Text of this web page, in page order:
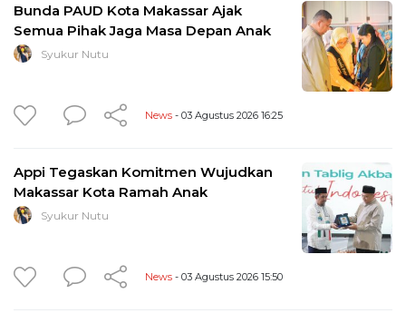
Bunda PAUD Kota Makassar Ajak
Semua Pihak Jaga Masa Depan Anak
Syukur Nutu
News - 03 Agustus 2026 16:25
Appi Tegaskan Komitmen Wujudkan
Makassar Kota Ramah Anak
Syukur Nutu
News - 03 Agustus 2026 15:50